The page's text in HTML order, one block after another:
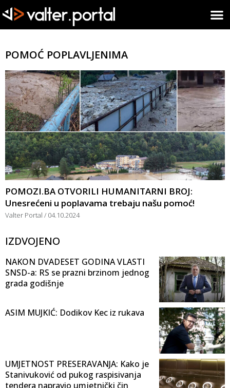
POMOĆ POPLAVLJENIMA
POMOZI.BA OTVORILI HUMANITARNI BROJ:
Unesrećeni u poplavama trebaju našu pomoć!
Valter Portal 04.10.2024
IZDVOJENO
NAKON DVADESET GODINA VLASTI
SNSD-a: RS se prazni brzinom jednog
grada godišnje
ASIM MUJKIĆ: Dodikov Kec iz rukava
UMJETNOST PRESERAVANJA: Kako je
Stanivuković od pukog raspisivanja
tendera napravio umjetnički čin